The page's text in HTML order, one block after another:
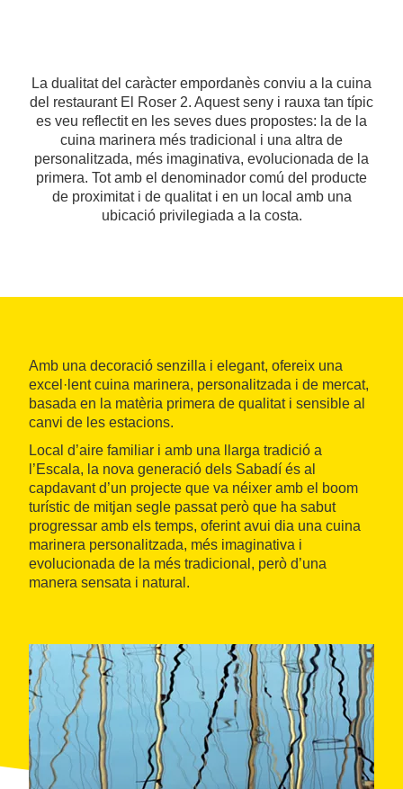
La dualitat del caràcter empordanès conviu a la cuina
del restaurant El Roser 2. Aquest seny i rauxa tan típic
es veu reflectit en les seves dues propostes: la de la
cuina marinera més tradicional i una altra de
personalitzada, més imaginativa, evolucionada de la
primera. Tot amb el denominador comú del producte
de proximitat i de qualitat i en un local amb una
ubicació privilegiada a la costa.
Amb una decoració senzilla i elegant, ofereix una
excel·lent cuina marinera, personalitzada i de mercat,
basada en la matèria primera de qualitat i sensible al
canvi de les estacions.
Local d’aire familiar i amb una llarga tradició a
l’Escala, la nova generació dels Sabadí és al
capdavant d’un projecte que va néixer amb el boom
turístic de mitjan segle passat però que ha sabut
progressar amb els temps, oferint avui dia una cuina
marinera personalitzada, més imaginativa i
evolucionada de la més tradicional, però d’una
manera sensata i natural.